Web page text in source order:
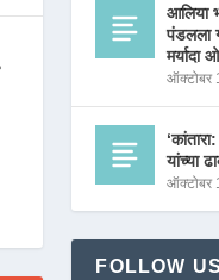
आलिया
पंडलला
मर्यादा
ऑक्टोबर
यांच्या
ऑक्टोबर
FOLLOW US